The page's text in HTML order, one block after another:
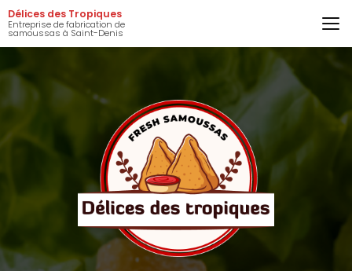
Aller
au
contenu
principal
Délices des Tropiques
Entreprise de fabrication de
samoussas à Saint-Denis